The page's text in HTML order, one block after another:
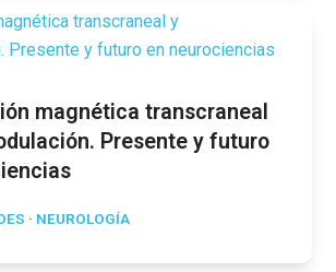
magnética transcraneal
Presente y futuro
· NEUROLOGÍA